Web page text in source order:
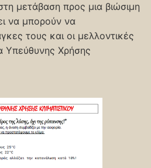
μετάβαση προς μια βιώσιμη
να μπορούν να
τους και οι μελλοντικές
Υπεύθυνης Χρήσης